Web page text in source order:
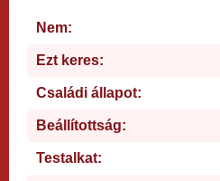
Nem:
Ezt keres:
Családi állapot:
Beállítottság:
Testalkat: